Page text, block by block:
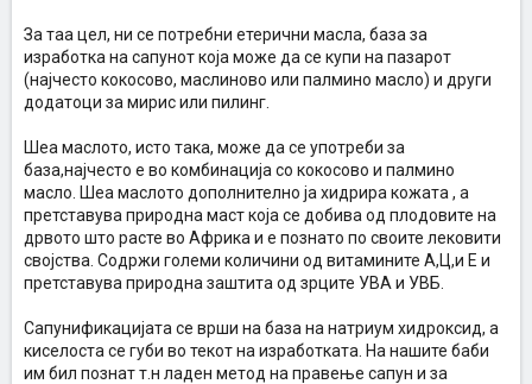
За таа цел, ни се потребни етерични масла, база за
изработка на сапунот која може да се купи на пазарот
(најчесто кокосово, маслиново или палмино масло) и други
додатоци за мирис или пилинг.
Шеа маслото, исто така, може да се употреби за
база,најчесто е во комбинација со кокосово и палмино
масло. Шеа маслото дополнително ја хидрира кожата , а
претставува природна маст која се добива од плодовите на
дрвото што расте во Африка и е познато по своите лековити
својства. Содржи големи количини од витамините А,Ц,и Е и
претставува природна заштита од зрците УВА и УВБ.
Сапунификацијата се врши на база на натриум хидроксид, а
киселоста се губи во текот на изработката. На нашите баби
им бил познат т.н ладен метод на правење сапун и за